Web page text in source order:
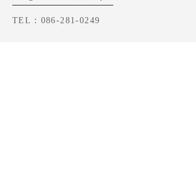
TEL： 086-281-0249